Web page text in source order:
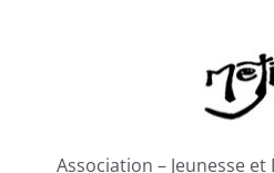
Association – Jeunesse